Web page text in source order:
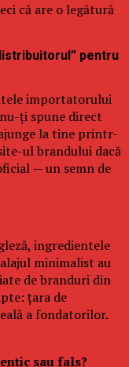
că are o legătură
pentru
importatorului
nu-ți spune direct
la tine printr-
ul brandului dacă
— un semn de
ingredientele
minimalist au
de branduri din
țara de
a fondatorilor.
sau fals?